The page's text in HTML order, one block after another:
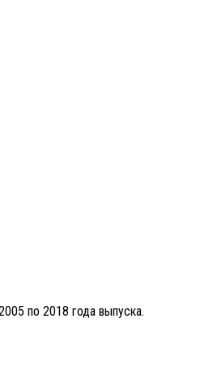
по 2018 года выпуска.